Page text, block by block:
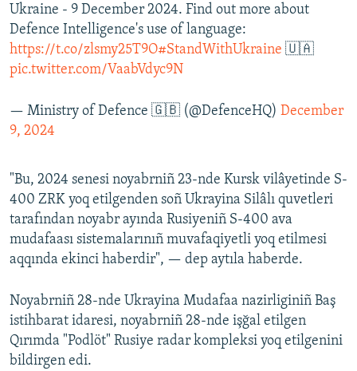
Ukraine - 9 December 2024. Find out more about
Defence Intelligence's use of language:
https://t.co/zlsmy25T9O#StandWithUkraine 🇺🇦
pic.twitter.com/VaabVdyc9N
— Ministry of Defence 🇬🇧 (@DefenceHQ) December
9, 2024
"Bu, 2024 senesi noyabrniñ 23-nde Kursk vilâyetinde S-
400 ZRK yoq etilgenden soñ Ukrayina Silâlı quvetleri
tarafından noyabr ayında Rusiyeniñ S-400 ava
mudafaası sistemalarınıñ muvafaqiyetli yoq etilmesi
aqqında ekinci haberdir", — dep aytıla haberde.
Noyabrniñ 28-nde Ukrayina Mudafaa nazirliginiñ Baş
istihbarat idaresi, noyabrniñ 28-nde işğal etilgen
Qırımda "Podlöt" Rusiye radar kompleksi yoq etilgenini
bildirgen edi.